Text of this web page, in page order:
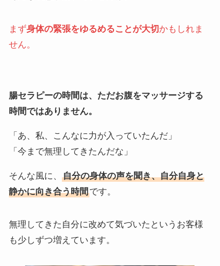
まず身体の緊張をゆるめることが大切 かもしれま
せん。
腸セラピーの時間は、ただお腹をマッサージする
時間ではありません。
「あ、私、こんなに力が入っていたんだ」
「今まで無理してきたんだな」
そんな風に、 自分の身体の声を聞き、自分自身と
静かに向き合う時間です。
無理してきた自分に改めて気づいたというお客様
も少しずつ増えています。